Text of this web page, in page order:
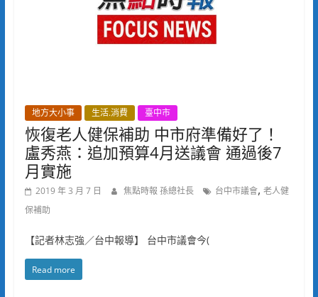
地方大小事 生活.消費 臺中市
恢復老人健保補助 中市府準備好了！
盧秀燕：追加預算4月送議會 通過後7
月實施
2019 年 3 月 7 日 焦點時報 孫總社長 台中市議會, 老人健
保補助
【記者林志強／台中報導】 台中市議會今(
Read more